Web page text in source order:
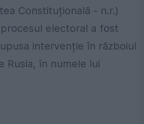
Constituțională - n.r.)
electoral a fost
intervenție în războiul
Rusia, în numele lui